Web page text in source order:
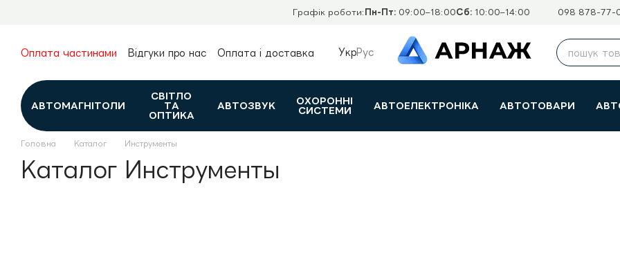
Графік роботи: Пн-Пт: 09:00–18:00Сб: 10:00–14:00 098 878-77-
Оплата частинами Відгуки про нас
Оплата і доставка
Контакти
Каталог
УкрРус
АВТОМАГНІТОЛИ
СВІТЛО
ТА
ОПТИКА
АВТОЗВУК
ОХОРОННІ
СИСТЕМИ
АВТОЕЛЕКТРОНІКА АВТОТОВАРИ
Головна Каталог Инструменты
Каталог Инструменты